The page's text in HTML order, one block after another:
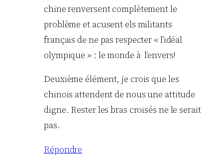
chine renversent complètement le
problème et acusent els militants
français de ne pas respecter « l’idéal
olympique » : le monde à l’envers!
Deuxième élément, je crois que les
chinois attendent de nous une attitude
digne. Rester les bras croisés ne le serait
pas.
Répondre